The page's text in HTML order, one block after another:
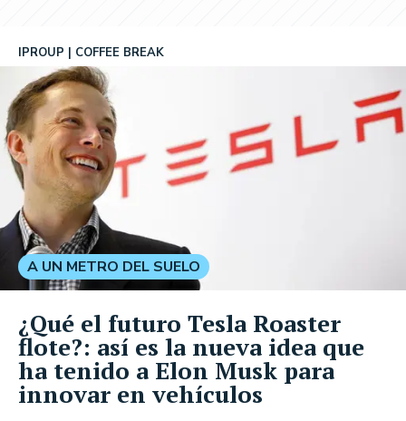
IPROUP COFFEE BREAK
A UN METRO DEL SUELO
¿Qué el futuro Tesla Roaster
flote?: así es la nueva idea que
ha tenido a Elon Musk para
innovar en vehículos